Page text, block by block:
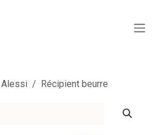
Alessi Récipient beurre